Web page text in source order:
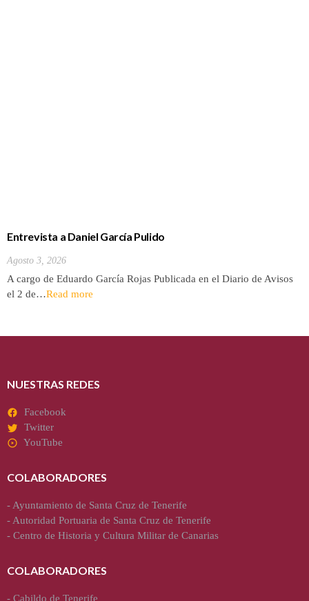
Entrevista a Daniel García Pulido
Agosto 3, 2026
A cargo de Eduardo García Rojas Publicada en el Diario de Avisos
el 2 de…Read more
NUESTRAS REDES
Facebook
Twitter
YouTube
COLABORADORES
- Ayuntamiento de Santa Cruz de Tenerife
- Autoridad Portuaria de Santa Cruz de Tenerife
- Centro de Historia y Cultura Militar de Canarias
COLABORADORES
- Cabildo de Tenerife